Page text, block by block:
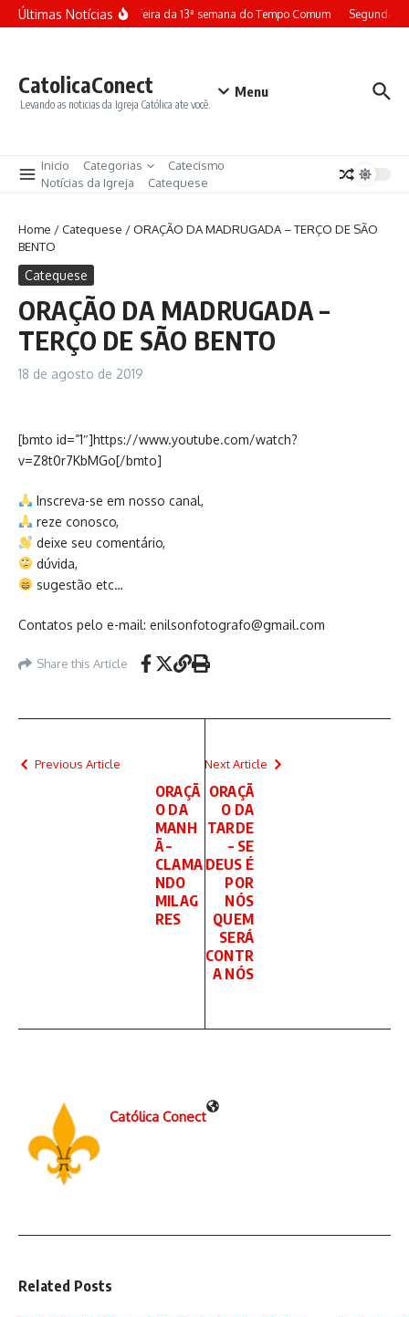
Ir para o conteúdo
Últimas NotíciasTerça-feira da 13ª semana do Tempo Comum Segunda-
CatolicaConect
Levando as noticias da Igreja Católica ate você.
Menu
Inicio Categorias
Catecismo
Notícias da Igreja
Catequese
Home /Catequese /ORAÇÃO DA MADRUGADA – TERÇO DE SÃO
BENTO
Catequese
ORAÇÃO DA MADRUGADA –
TERÇO DE SÃO BENTO
18 de agosto de 2019
[bmto id=”1″]https://www.youtube.com/watch?
v=Z8t0r7KbMGo[/bmto]
Inscreva-se em nosso canal,
reze conosco,
deixe seu comentário,
dúvida,
sugestão etc…
Contatos pelo e-mail: enilsonfotografo@gmail.com
Share this Article
Previous Article
ORAÇÃ
O DA
MANH
Ã –
CLAMA
NDO
MILAG
RES
Next Article
ORAÇÃ
O DA
TARDE
– SE
DEUS É
POR
NÓS
QUEM
SERÁ
CONTR
A NÓS
Católica Conect
Related Posts